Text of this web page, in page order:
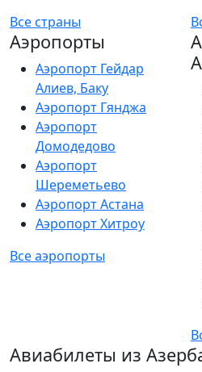
Все страны
Аэропорты
Аэропорт Гейдар
Алиев, Баку
Аэропорт Гянджа
Аэропорт
Домодедово
Аэропорт
Шереметьево
Аэропорт Астана
Аэропорт Хитроу
Все аэропорты
Авиабилеты из